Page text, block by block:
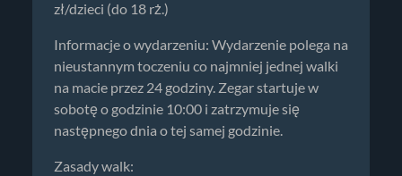
zł/dzieci (do 18 rż.)
Informacje o wydarzeniu: Wydarzenie polega na
nieustannym toczeniu co najmniej jednej walki
na macie przez 24 godziny. Zegar startuje w
sobotę o godzinie 10:00 i zatrzymuje się
następnego dnia o tej samej godzinie.
Zasady walk: